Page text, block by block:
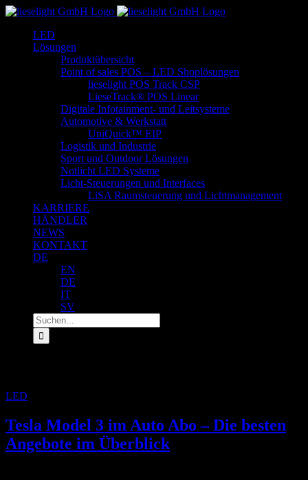
Zum
springenLED
Lösungen
Produktübersicht
Point of sales POS – LED Shoplösungen
lieselight POS Track CSP
LieseTrack® POS Linear
Digitale Infotainment- und Leitsysteme
Automotive & Werkstatt
UniQuick™ EIP
Logistik und Industrie
Sport und Outdoor Lösungen
Notlicht LED Systeme
Licht-Steuerungen und Interfaces
LiSA Raumsteuerung und Lichtmanagement
KARRIERE
HÄNDLER
NEWS
KONTAKT
DE
EN
DE
IT
SV
Suche
nach:
LED
Tesla Model 3 im Auto Abo – Die besten
Angebote im Überblick